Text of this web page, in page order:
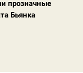
прозначные
Бьянка